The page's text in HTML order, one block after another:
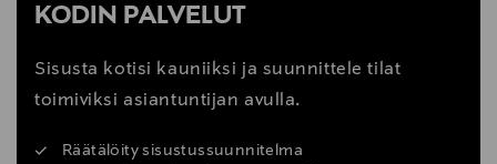
KODIN PALVELUT
Sisusta kotisi kauniiksi ja suunnittele tilat
toimiviksi asiantuntijan avulla.
Räätälöity sisustussuunnitelma